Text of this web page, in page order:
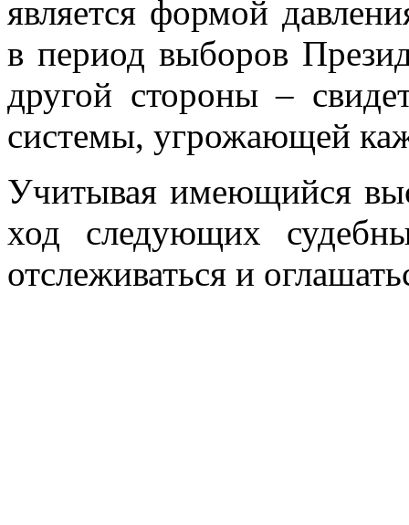
является формой
в период выборов
другой стороны –
системы, угрожающей
Учитывая имеющийся
ход следующих
отслеживаться и